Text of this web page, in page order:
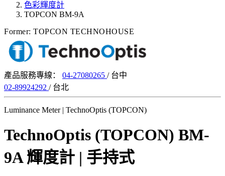
色彩輝度計
TOPCON BM-9A
Former: TOPCON TECHNOHOUSE
產品服務專線： 04-27080265 / 台中
02-89924292 / 台北
Luminance Meter | TechnoOptis (TOPCON)
TechnoOptis (TOPCON) BM-
9A 輝度計 | 手持式